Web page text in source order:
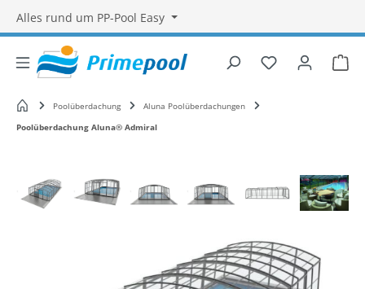
Alles rund um PP-Pool Easy
Du hast 0
Startseite Poolüberdachung
Aluna Poolüberdachungen
Poolüberdachung Aluna® Admiral